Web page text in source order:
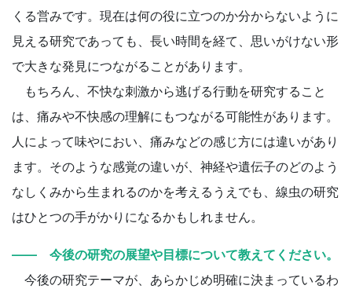
くる営みです。現在は何の役に立つのか分からないように
見える研究であっても、長い時間を経て、思いがけない形
で大きな発見につながることがあります。
もちろん、不快な刺激から逃げる行動を研究すること
は、痛みや不快感の理解にもつながる可能性があります。
人によって味やにおい、痛みなどの感じ方には違いがあり
ます。そのような感覚の違いが、神経や遺伝子のどのよう
なしくみから生まれるのかを考えるうえでも、線虫の研究
はひとつの手がかりになるかもしれません。
―― 今後の研究の展望や目標について教えてください。
今後の研究テーマが、あらかじめ明確に決まっているわ